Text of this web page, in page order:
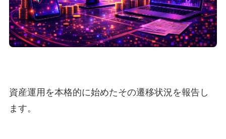
資産運用を本格的に始めたその遷移状況を報告し
ます。